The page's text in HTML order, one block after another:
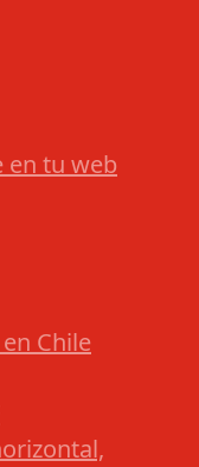
en tu web
Chile